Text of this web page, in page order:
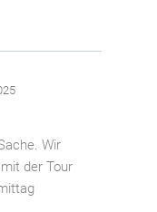
Wir
der Tour